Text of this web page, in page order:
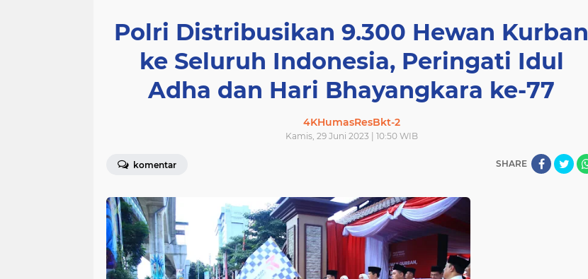
Polri Distribusikan 9.300 Hewan Kurban
ke Seluruh Indonesia, Peringati Idul
Adha dan Hari Bhayangkara ke-77
4KHumasResBkt-2
Kamis, 29 Juni 2023 | 10:50 WIB
komentar SHARE